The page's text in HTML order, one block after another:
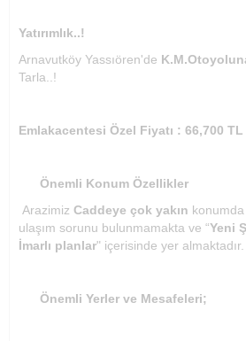
Yatırımlık..!
Arnavutköy Yassıören'de
Tarla..!
Emlakacentesi Özel Fiyatı : 66,700 TL
Önemli Konum Özellikler
Arazimiz Caddeye çok yakın
ulaşım sorunu bulunmamakta ve “Yeni
İmarlı planlar" içerisinde yer almaktadır.
Önemli Yerler ve Mesafeleri;